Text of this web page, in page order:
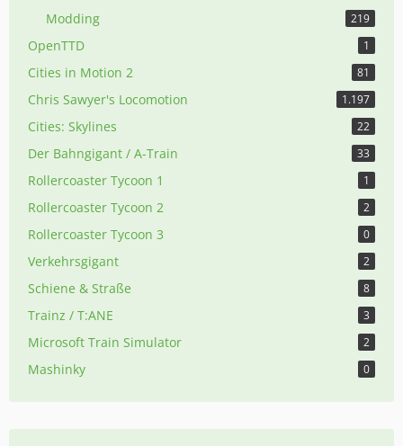
Modding
219
OpenTTD 1
Cities in Motion 2 81
Chris Sawyer's Locomotion 1.197
Cities: Skylines 22
Der Bahngigant / A-Train 33
Rollercoaster Tycoon 1 1
Rollercoaster Tycoon 2 2
Rollercoaster Tycoon 3 0
Verkehrsgigant 2
Schiene & Straße 8
Trainz / T:ANE 3
Microsoft Train Simulator 2
Mashinky 0